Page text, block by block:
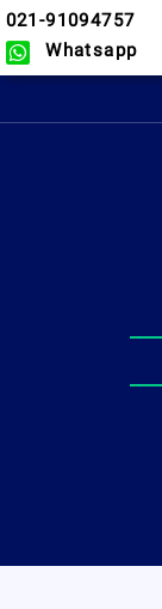
021-91094757
Whatsapp